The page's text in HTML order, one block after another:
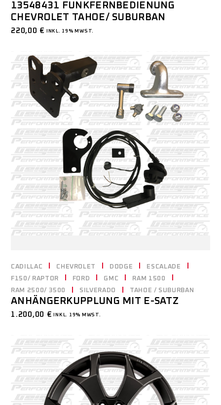
13548431 FUNKFERNBEDIENUNG
CHEVROLET TAHOE/ SUBURBAN
220,00 € INKL. 19% MWST.
CADILLAC CHEVROLET DODGE
ESCALADE
F150/ RAPTOR
FORD GMC
RAM 1500
RAM 2500/ 3500
SILVERADO TAHOE / SUBURBAN
ANHÄNGERKUPPLUNG MIT E-SATZ
1.200,00 € INKL. 19% MWST.